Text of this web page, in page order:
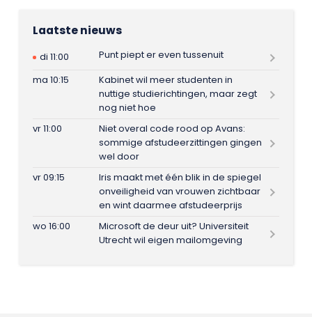
Laatste nieuws
di 11:00
Punt piept er even tussenuit
ma 10:15
Kabinet wil meer studenten in
nuttige studierichtingen, maar zegt
nog niet hoe
vr 11:00
Niet overal code rood op Avans:
sommige afstudeerzittingen gingen
wel door
vr 09:15
Iris maakt met één blik in de spiegel
onveiligheid van vrouwen zichtbaar
en wint daarmee afstudeerprijs
wo 16:00
Microsoft de deur uit? Universiteit
Utrecht wil eigen mailomgeving